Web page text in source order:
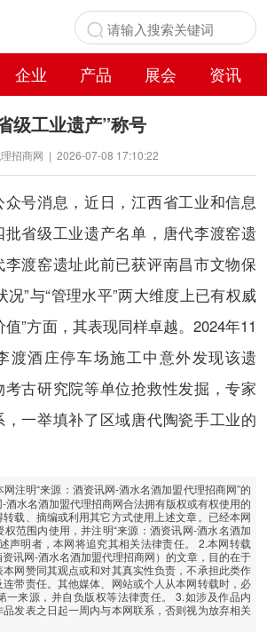
企业 产品 展会
资讯
级工业遗产”称号
招商网 | 2026-07-08 17:10:22
号消息，近日，江西省工业和信息
省级工业遗产名单，唐代李渡窑遗
渡窑遗址此前已获评南昌市文物保
况”与“管理水平”两大维度上已有权威
”方面，其表现同样卓越。2024年11
渡酒庄停车场施工中意外发现该遗
古研究院等单位抢救性发掘，专家
一举填补了区域唐代陶瓷手工业的
网注明“来源：酒资讯网-酒水名酒加盟代理招商网”的
酒水名酒加盟代理招商网合法拥有版权或有权使用的
载、摘编或利用其它方式使用上述文章。已经本网
范围内使用，并注明“来源：酒资讯网-酒水名酒加
声明者，本网将追究其相关法律责任。 2.本网转载
讯网-酒水名酒加盟代理招商网）的文章，目的在于
网赞同其观点或和对其真实性负责，不承担此类作
带责任。其他媒体、网站或个人从本网转载时，必
一来源，并自负版权等法律责任。 3.如涉及作品内
发表之日起一周内与本网联系，否则视为放弃相关